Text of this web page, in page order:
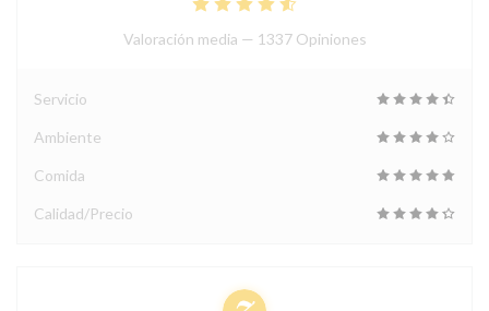
Valoración media — 1337 Opiniones
Servicio
Ambiente
Comida
Calidad/Precio